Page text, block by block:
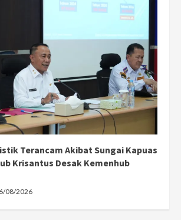
Terancam Akibat Sungai Kapuas
Krisantus Desak Kemenhub
08/2026